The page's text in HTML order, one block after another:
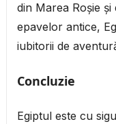
din Marea Roșie
epavelor antice,
iubitorii de
Concluzie
Egiptul este cu